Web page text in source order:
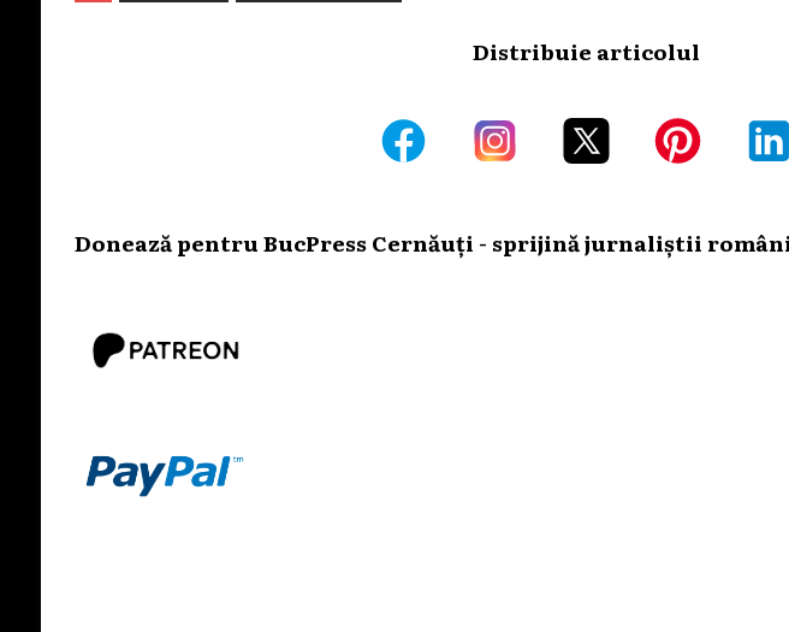
Distribuie articolul
Donează pentru BucPress Cernăuți - sprijină jurnaliștii